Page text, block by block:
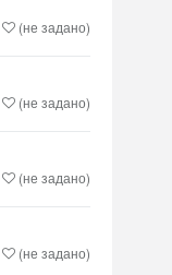
(не задано)
(не задано)
(не задано)
(не задано)